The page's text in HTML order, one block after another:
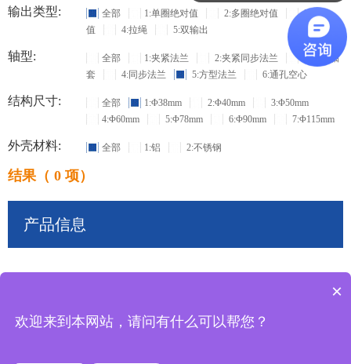
输出类型: 全部 1:单圈绝对值 2:多圈绝对值
3:增量
值
4:拉绳 5:双输出
轴型: 全部 1:夹紧法兰 2:夹紧同步法兰
3:盲孔轴
套
4:同步法兰 5:方型法兰 6:通孔空心
结构尺寸: 全部 1:Φ38mm 2:Φ40mm
3:Φ50mm
4:Φ60mm
5:Φ78mm 6:Φ90mm 7:Φ115mm
外壳材料: 全部 1:铝 2:不锈钢
结果（ 0 项）
产品信息
×
欢迎来到本网站，请问有什么可以帮您？